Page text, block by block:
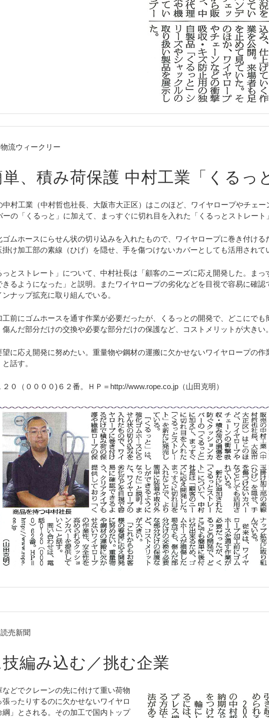
流ウィークリー
、積み荷保護 中村工業「くるっ
中村工業（中村哲也社長、大阪市大正区）はこのほど、ワイヤロープやチェ
ーの「くるっと」に加えて、まっすぐに切れ目を入れた「くるっとストレー
ムホースにらせん状の切り込みを入れたもので、ワイヤロープに巻き付け
け加工部の素線（ひげ）を隠せ、手を傷つけないカバーとしても活用されて
とストレート」について、中村社長は「顧客のニーズに応え開発した。ま
るようになった」と説明。またワイヤロープの劣化などを目視で容易に確
ナップ拡充に取り組んでいる。
前にゴムホースを通す作業が必要だったが、くるっとの開発で、どこにで
傷んだ部分だけの交換や必要な部分だけの保護など、コストメリットが大きい
望に応え開発に努めたい。重量物や鋼材の運搬に欠かせないワイヤロープの
話す。
０（００００)６２番。ＨＰ＝http://www.rope.co.jp（山田克明）
売新聞
技編み込む／挑む企業
どでクレーンの先に付けて重い荷物
ったりするのに欠かせないワイヤロ
」とされる。その加工で国内トップ